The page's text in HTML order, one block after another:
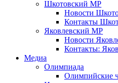
Шкотовский МР
Новости
Контакты
Яковлевский МР
Новости
Контакты:
Медиа
Олимпиада
Олимпийские